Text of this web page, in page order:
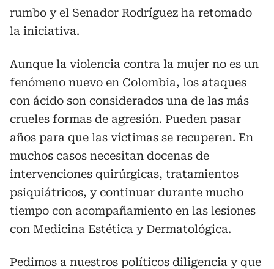
rumbo y el Senador Rodríguez ha retomado
la iniciativa.
Aunque la violencia contra la mujer no es un
fenómeno nuevo en Colombia, los ataques
con ácido son considerados una de las más
crueles formas de agresión. Pueden pasar
años para que las víctimas se recuperen. En
muchos casos necesitan docenas de
intervenciones quirúrgicas, tratamientos
psiquiátricos, y continuar durante mucho
tiempo con acompañamiento en las lesiones
con Medicina Estética y Dermatológica.
Pedimos a nuestros políticos diligencia y que